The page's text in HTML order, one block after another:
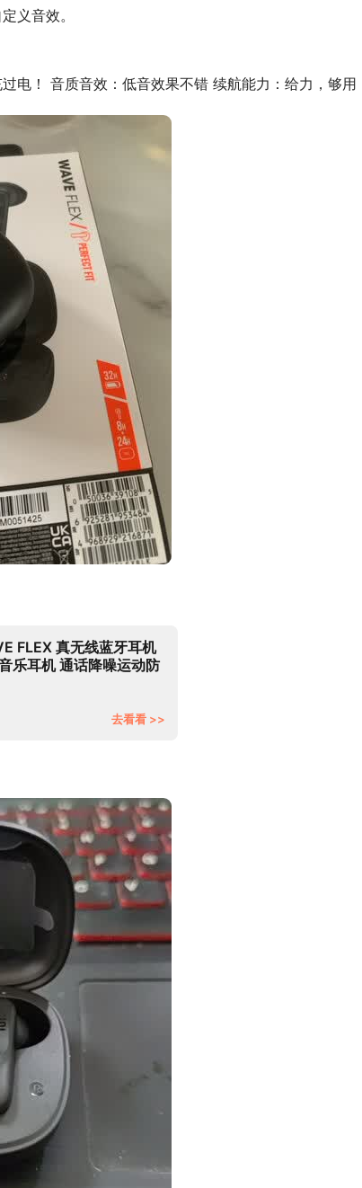
义音效。
电！ 音质音效：低音效果不错 续航能力：给力，够用
FLEX 真无线蓝牙耳机
乐耳机 通话降噪运动防
去看看 >>